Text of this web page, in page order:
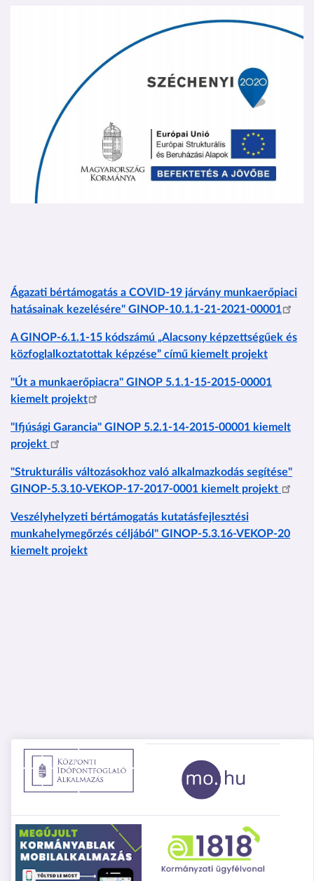
Ágazati bértámogatás a COVID-19 járvány munkaerőpiaci
hatásainak kezelésére" GINOP-10.1.1-21-2021-00001
A GINOP-6.1.1-15 kódszámú „Alacsony képzettségűek és
közfoglalkoztatottak képzése” című kiemelt projekt
"Út a munkaerőpiacra" GINOP 5.1.1-15-2015-00001
kiemelt projekt
"Ifjúsági Garancia" GINOP 5.2.1-14-2015-00001 kiemelt
projekt
"Strukturális változásokhoz való alkalmazkodás segítése"
GINOP-5.3.10-VEKOP-17-2017-0001 kiemelt projekt
Veszélyhelyzeti bértámogatás kutatásfejlesztési
munkahelymegőrzés céljából" GINOP-5.3.16-VEKOP-20
kiemelt projekt